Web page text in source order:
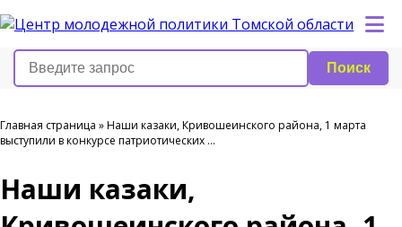
Поиск
Главная страница »Наши казаки, Кривошеинского района, 1 марта
выступили в конкурсе патриотических …
Наши казаки,